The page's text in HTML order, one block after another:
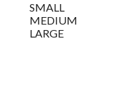
SMALL
MEDIUM
LARGE